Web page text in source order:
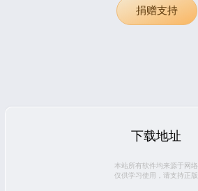
捐赠支持
下载地址
本站所有软件均来源于网络
仅供学习使用，请支持正版